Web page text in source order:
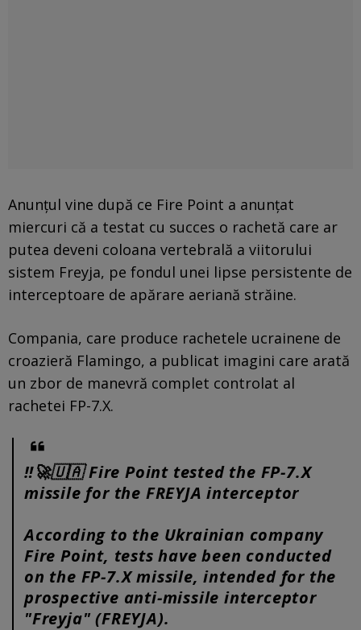
Anunțul vine după ce Fire Point a anunțat
miercuri că a testat cu succes o rachetă care ar
putea deveni coloana vertebrală a viitorului
sistem Freyja, pe fondul unei lipse persistente de
interceptoare de apărare aeriană străine.
Compania, care produce rachetele ucrainene de
croazieră Flamingo, a publicat imagini care arată
un zbor de manevră complet controlat al
rachetei FP-7.X.
‼️🚀🇺🇦 Fire Point tested the FP-7.X
missile for the FREYJA interceptor
According to the Ukrainian company
Fire Point, tests have been conducted
on the FP-7.X missile, intended for the
prospective anti-missile interceptor
"Freyja" (FREYJA).